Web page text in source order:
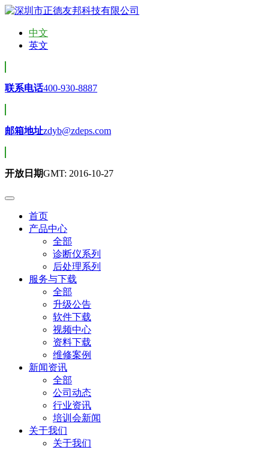
中文
英文
联系电话400-930-8887
邮箱地址zdyb@zdeps.com
开放日期GMT: 2016-10-27
首页
产品中心
全部
诊断仪系列
后处理系列
服务与下载
全部
升级公告
软件下载
视频中心
资料下载
维修案例
新闻资讯
全部
公司动态
行业资讯
培训会新闻
关于我们
关于我们